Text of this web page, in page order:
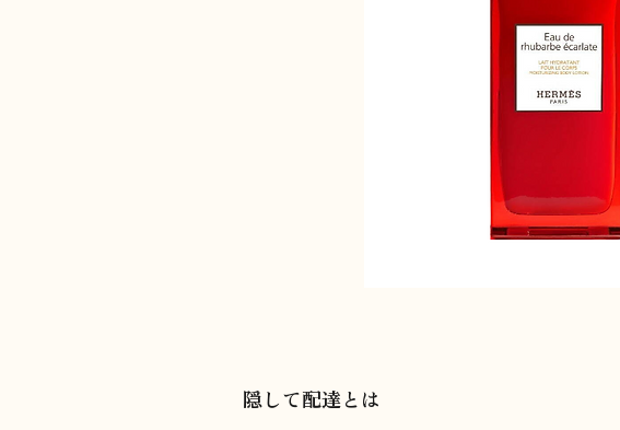
隠して配達とは